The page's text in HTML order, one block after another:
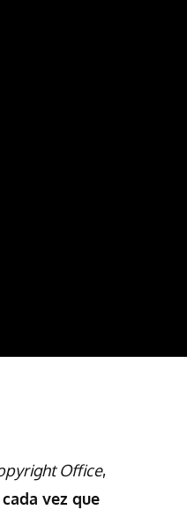
Office,
vez que